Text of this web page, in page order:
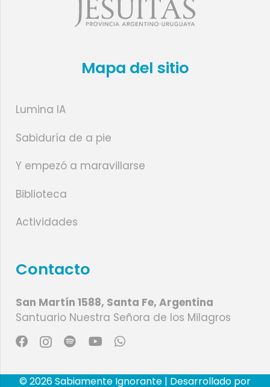
Mapa del sitio
Lumina IA
Sabiduría de a pie
Y empezó a maravillarse
Biblioteca
Actividades
Contacto
San Martín 1588, Santa Fe, Argentina
Santuario Nuestra Señora de los Milagros
© 2026 Sabiamente Ignorante | Desarrollado por